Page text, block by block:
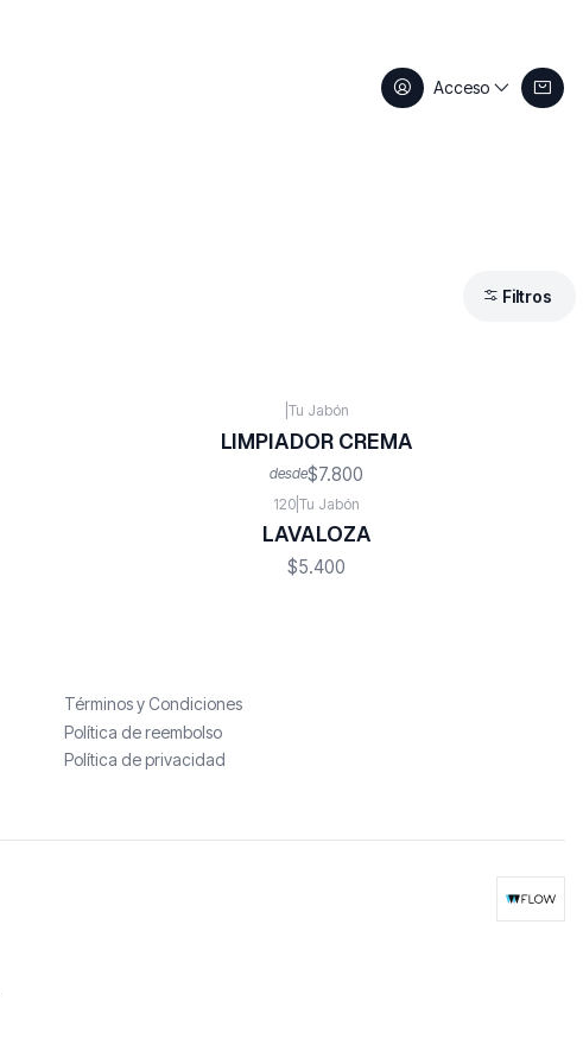
Acceso
Filtros
Tu Jabón
LIMPIADOR CREMA
desde$7.800
120 |Tu Jabón
LAVALOZA
$5.400
Términos y Condiciones
Política de reembolso
Política de privacidad